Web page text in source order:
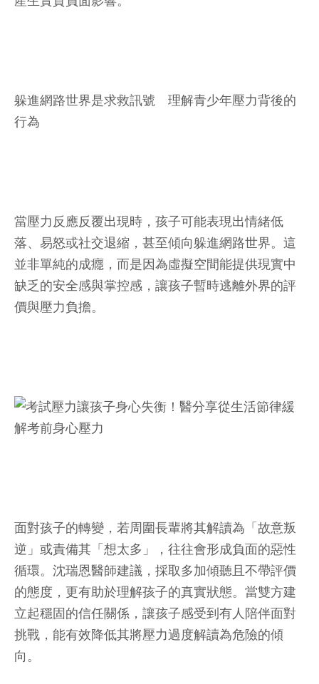
躲進網路世界是求救訊號 理解青少年壓力背後的
行為
當壓力反應反覆出現時，孩子可能表現出情緒低
落、易怒或社交退縮，甚至傾向躲進網路世界。這
並非單純的成癮，而是因為虛擬空間能提供現實中
缺乏的安全感與掌控感，讓孩子暫時逃離外界的評
價與壓力負擔。
面對孩子的轉變，若周圍長輩將其解讀為「故意叛
逆」或責備其「想太多」，往往會形成負面的惡性
循環。沈瑞恩醫師建議，採取多加傾聽且不帶評價
的態度，更有助於理解孩子的真實狀態。當雙方建
立起穩固的信任關係，讓孩子感受到有人陪伴面對
挑戰，能有效降低其將壓力過度解讀為危險的傾
向。